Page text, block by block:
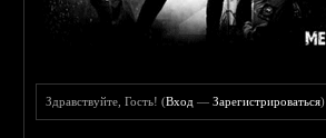
Здравствуйте, Гость! (Вход —Зарегистрироваться)